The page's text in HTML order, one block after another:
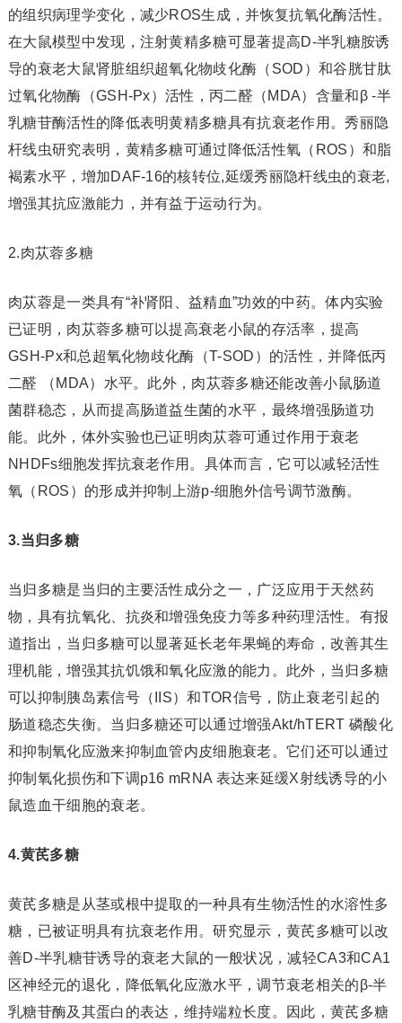
的组织病理学变化，减少ROS生成，并恢复抗氧化酶活性。
在大鼠模型中发现，注射黄精多糖可显著提高D-半乳糖胺诱
导的衰老大鼠肾脏组织超氧化物歧化酶（SOD）和谷胱甘肽
过氧化物酶（GSH-Px）活性，丙二醛（MDA）含量和β -半
乳糖苷酶活性的降低表明黄精多糖具有抗衰老作用。秀丽隐
杆线虫研究表明，黄精多糖可通过降低活性氧（ROS）和脂
褐素水平，增加DAF-16的核转位,延缓秀丽隐杆线虫的衰老,
增强其抗应激能力，并有益于运动行为。
2.肉苁蓉多糖
肉苁蓉是一类具有“补肾阳、益精血”功效的中药。体内实验
已证明，肉苁蓉多糖可以提高衰老小鼠的存活率，提高
GSH-Px和总超氧化物歧化酶（T-SOD）的活性，并降低丙
二醛 （MDA）水平。此外，肉苁蓉多糖还能改善小鼠肠道
菌群稳态，从而提高肠道益生菌的水平，最终增强肠道功
能。此外，体外实验也已证明肉苁蓉可通过作用于衰老
NHDFs细胞发挥抗衰老作用。具体而言，它可以减轻活性
氧（ROS）的形成并抑制上游p-细胞外信号调节激酶。
3.当归多糖
当归多糖是当归的主要活性成分之一，广泛应用于天然药
物，具有抗氧化、抗炎和增强免疫力等多种药理活性。有报
道指出，当归多糖可以显著延长老年果蝇的寿命，改善其生
理机能，增强其抗饥饿和氧化应激的能力。此外，当归多糖
可以抑制胰岛素信号（IIS）和TOR信号，防止衰老引起的
肠道稳态失衡。当归多糖还可以通过增强Akt/hTERT 磷酸化
和抑制氧化应激来抑制血管内皮细胞衰老。它们还可以通过
抑制氧化损伤和下调p16 mRNA 表达来延缓X射线诱导的小
鼠造血干细胞的衰老。
4.黄芪多糖
黄芪多糖是从茎或根中提取的一种具有生物活性的水溶性多
糖，已被证明具有抗衰老作用。研究显示，黄芪多糖可以改
善D-半乳糖苷诱导的衰老大鼠的一般状况，减轻CA3和CA1
区神经元的退化，降低氧化应激水平，调节衰老相关的β-半
乳糖苷酶及其蛋白的表达，维持端粒长度。因此，黄芪多糖